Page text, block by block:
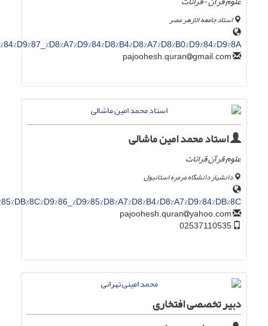
استاد جامعه الازهر مصر
gmail.com
استاد محمد امین ماشالی
علوم قرآن قرائات
دانشیار دانشگاه مرمره استانبول
yahoo.com
دبیر تخصصی افتخاری